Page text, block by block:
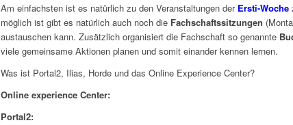
Am einfachsten ist es natürlich zu den Veranstaltungen der Ersti-Woche
möglich ist gibt es natürlich auch noch die Fachschaftssitzungen
austauschen kann. Zusätzlich organisiert die Fachschaft so genannte
viele gemeinsame Aktionen planen und somit einander kennen lernen.
Was ist Portal2, Ilias, Horde und das Online Experience Center?
Online experience Center:
Portal2: